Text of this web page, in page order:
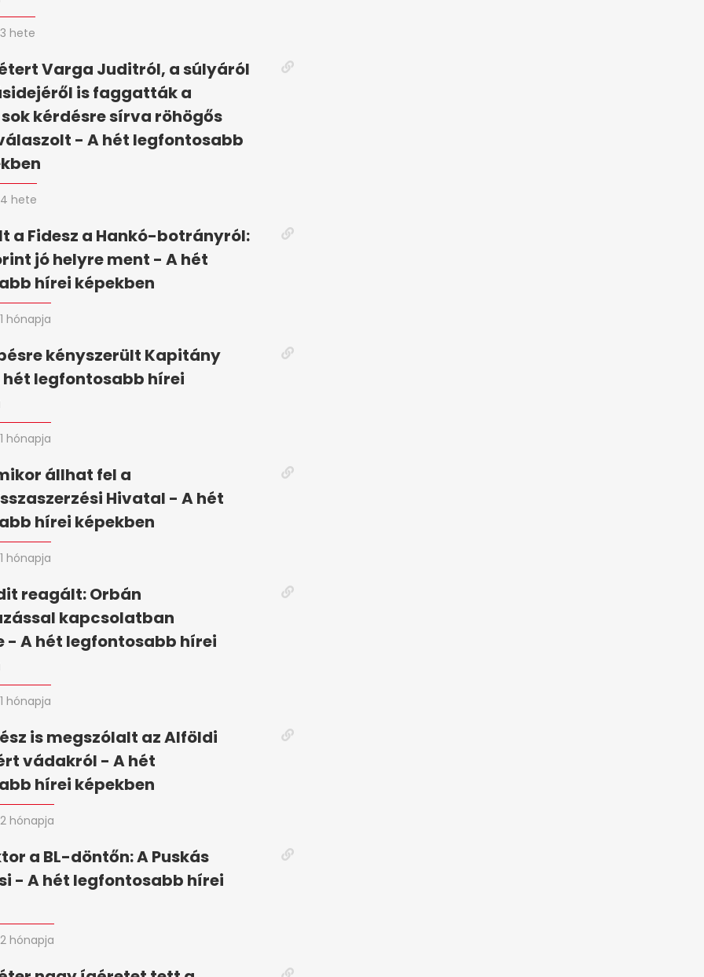
3 hete
Varga Juditról, a súlyáról
is faggatták a
kérdésre sírva röhögős
- A hét legfontosabb
4 hete
a Fidesz a Hankó-botrányról:
jó helyre ment - A hét
hírei képekben
1 hónapja
kényszerült Kapitány
legfontosabb hírei
1 hónapja
állhat fel a
Hivatal - A hét
hírei képekben
1 hónapja
reagált: Orbán
kapcsolatban
- A hét legfontosabb hírei
1 hónapja
is megszólalt az Alföldi
vádakról - A hét
hírei képekben
2 hónapja
a BL-döntőn: A Puskás
- A hét legfontosabb hírei
2 hónapja